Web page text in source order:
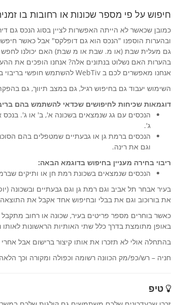
חיפוש על פי מספר שכונות או רחובות בו
כמובן שכאשר לא הייתה האפשרות לציין בסוג הנכס גם
ובהערות הוספנו "הנכס הוא גם דופלקס" אבל כאשר
גם מעלית שבת (או מ. שבת או מ שבת) האם יכולנו לחפש
בהערות האם נשלוט בנתונים אלה? אנחנו הופכים את
אנחנו מאפשרים לכם ב WebTiv להשתמש חופשי בריבוי בחירה בלי חשש של סרבול או האטה.
השימוש יעבוד גם בחיפוש רגיל, גם במצב תיווך, גם
דוגמאות שכיחות לחיפושים שכדאי להשתמש בהם
הנכסים עם גג שנמצאים בשכונה א', ב' או ג'.
ג'.
הנכסים ברמת גן או גבעתיים שמטפלים בהם
וגם את רינה.
ריבוי בחירה מעניין בחיפוש בדוגמא הבאה:
הנכסים שנמצאים בשכונת רמת חן או ותיקים
את בורוכוב וגם את בבלי ובחיפוש אחד אקבל את התוצאה
כאשר בוחרים מספר פריטים בעיר, שכונה או רחוב
באופן מתומצת בדרך כלל שתי האותיות הראשונות לאותו
בהתחלה אולי לא תזכרו את אותו קיצור ברישום אבל
חניה – רש/כפ/מק הכוונה רשומה וכפולה ומקורה וכך
טיפ